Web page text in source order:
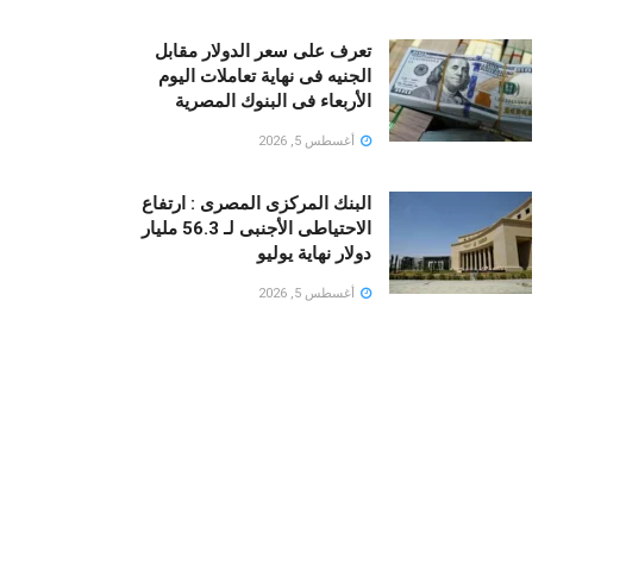
تعرف على سعر الدولار مقابل
الجنيه فى نهاية تعاملات اليوم
الأربعاء فى البنوك المصرية
أغسطس 5, 2026
البنك المركزى المصرى : ارتفاع
الاحتياطى الأجنبى لـ 56.3 مليار
دولار نهاية يوليو
أغسطس 5, 2026